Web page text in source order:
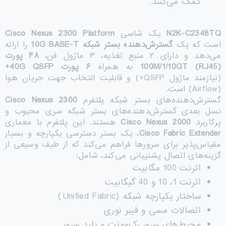
N2K-C2348TQ یک شاسی Cisco Nexus 2300 Platform
است که یکگسترش‌دهنده بستر شبکه 10 G BASE-T
را ارائه
می‌دهد و دارای ۲ منبع تغذیه، ۳ ماژول فن،
۴۸ پورت
100M/1/10GT (RJ45) به همراه ۶ پورت 40 G QSFP+
(نیازمند ماژول QSFP+) و قابلیت انتخاب جهت جریان هوا
(Airflow) است.
گسترش‌دهنده‌های بستر شبکه پلتفرم Cisco Nexus 2300
نسل بعدی گسترش‌دهنده‌های بستر شبکه سری محبوب و
پرکاربرد Cisco Nexus 2000 هستند. این پلتفرم با معماری
Cisco Fabric Extender، یک بستر دسترسی یکپارچه و بسیار
مقیاس‌پذیر برای سرورها فراهم می‌کند که از طیف وسیعی از
گزینه‌های اتصال پشتیبانی می‌کند، شامل:
اترنت 100 مگابیت
اترنت 1، 10 و 40 گیگابیت
ساختار یکپارچه شبکه (Unified Fabric)
اتصالات مسی و فیبر نوری